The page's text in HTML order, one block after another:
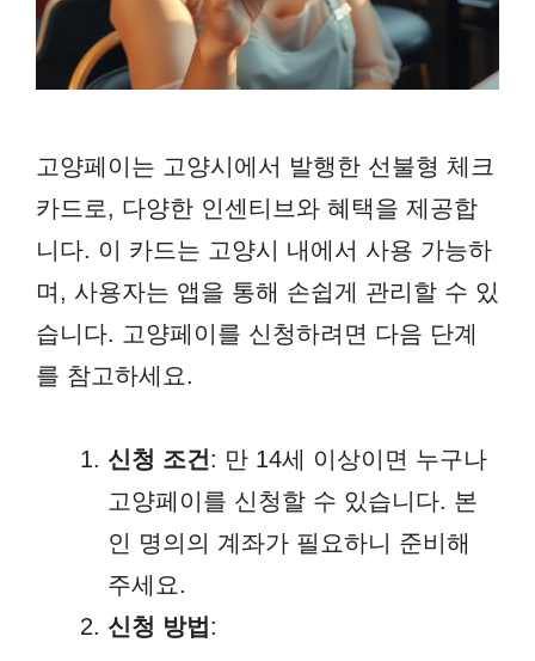
고양페이는 고양시에서 발행한 선불형 체크
카드로, 다양한 인센티브와 혜택을 제공합
니다. 이 카드는 고양시 내에서 사용 가능하
며, 사용자는 앱을 통해 손쉽게 관리할 수 있
습니다. 고양페이를 신청하려면 다음 단계
를 참고하세요.
신청 조건: 만 14세 이상이면 누구나
고양페이를 신청할 수 있습니다. 본
인 명의의 계좌가 필요하니 준비해
주세요.
신청 방법: